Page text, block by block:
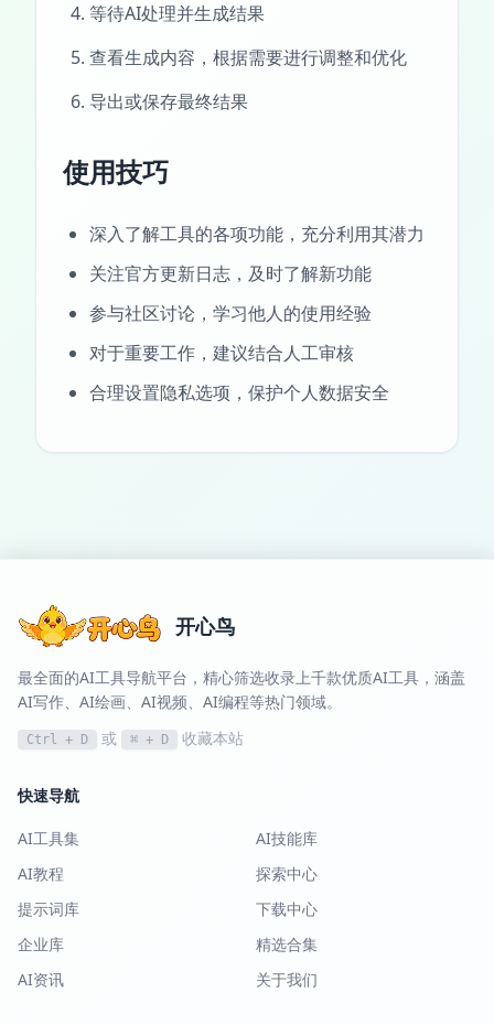
等待AI处理并生成结果
查看生成内容，根据需要进行调整和优化
导出或保存最终结果
使用技巧
深入了解工具的各项功能，充分利用其潜力
关注官方更新日志，及时了解新功能
参与社区讨论，学习他人的使用经验
对于重要工作，建议结合人工审核
合理设置隐私选项，保护个人数据安全
开心鸟
最全面的AI工具导航平台，精心筛选收录上千款优质AI工具，涵盖
AI写作、AI绘画、AI视频、AI编程等热门领域。
Ctrl + D 或 ⌘ + D 收藏本站
快速导航
AI工具集
AI技能库
AI教程
探索中心
提示词库
下载中心
企业库
精选合集
AI资讯
关于我们